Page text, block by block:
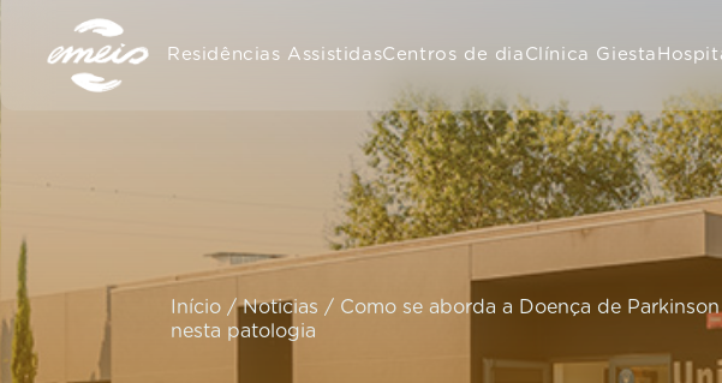
Residências AssistidasCentros de dia Clínica Giesta
Início /Noticias / Como se aborda a Doença de
nesta patologia